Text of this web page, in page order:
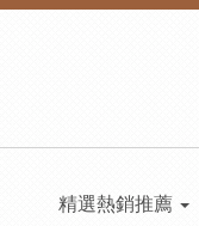
精選熱銷推薦